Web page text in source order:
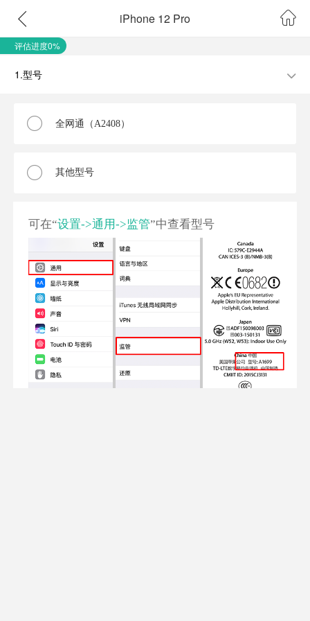
iPhone 12 Pro
评估进度0%
1.型号
全网通（A2408）
其他型号
可在“设置->通用->监管”中查看型号